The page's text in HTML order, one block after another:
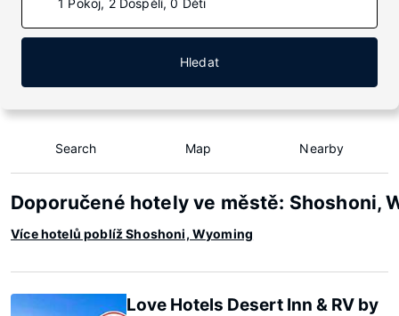
1 Pokoj, 2 Dospělí, 0 Děti
Hledat
Search Map Nearby
Doporučené hotely ve městě: Shoshoni,
Více hotelů poblíž Shoshoni, Wyoming
Love Hotels Desert Inn & RV by